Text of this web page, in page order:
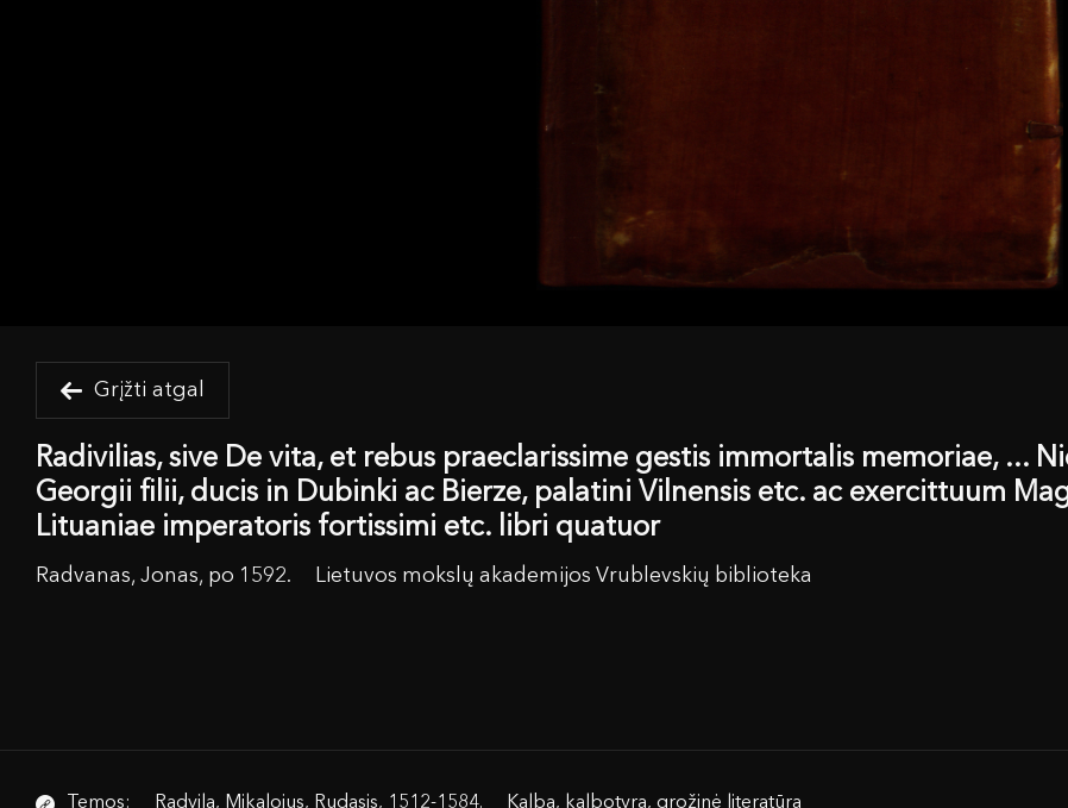
Grįžti atgal
Radivilias, sive De vita, et rebus praeclarissime gestis immortalis memoriae, ...
Georgii filii, ducis in Dubinki ac Bierze, palatini Vilnensis etc. ac exercittuum
Lituaniae imperatoris fortissimi etc. libri quatuor
Radvanas, Jonas, po 1592. Lietuvos mokslų akademijos Vrublevskių biblioteka
Temos: Radvila, Mikalojus, Rudasis, 1512-1584. Kalba, kalbotyra, grožinė literatūra